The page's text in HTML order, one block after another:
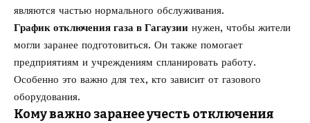
являются частью нормального обслуживания.
График отключения газа в Гагаузии нужен, чтобы жители
могли заранее подготовиться. Он также помогает
предприятиям и учреждениям спланировать работу.
Особенно это важно для тех, кто зависит от газового
оборудования.
Кому важно заранее учесть отключения